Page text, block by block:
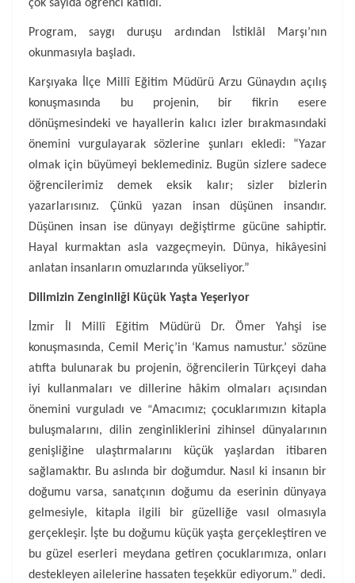
çok sayıda öğrenci katıldı.
Program, saygı duruşu ardından İstiklâl Marşı’nın
okunmasıyla başladı.
Karşıyaka İlçe Millî Eğitim Müdürü Arzu Günaydın açılış
konuşmasında bu projenin, bir fikrin esere
dönüşmesindeki ve hayallerin kalıcı izler bırakmasındaki
önemini vurgulayarak sözlerine şunları ekledi: “Yazar
olmak için büyümeyi beklemediniz. Bugün sizlere sadece
öğrencilerimiz demek eksik kalır; sizler bizlerin
yazarlarısınız. Çünkü yazan insan düşünen insandır.
Düşünen insan ise dünyayı değiştirme gücüne sahiptir.
Hayal kurmaktan asla vazgeçmeyin. Dünya, hikâyesini
anlatan insanların omuzlarında yükseliyor.”
Dilimizin Zenginliği Küçük Yaşta Yeşeriyor
İzmir İl Millî Eğitim Müdürü Dr. Ömer Yahşi ise
konuşmasında, Cemil Meriç’in ‘Kamus namustur.’ sözüne
atıfta bulunarak bu projenin, öğrencilerin Türkçeyi daha
iyi kullanmaları ve dillerine hâkim olmaları açısından
önemini vurguladı ve “Amacımız; çocuklarımızın kitapla
buluşmalarını, dilin zenginliklerini zihinsel dünyalarının
genişliğine ulaştırmalarını küçük yaşlardan itibaren
sağlamaktır. Bu aslında bir doğumdur. Nasıl ki insanın bir
doğumu varsa, sanatçının doğumu da eserinin dünyaya
gelmesiyle, kitapla ilgili bir güzelliğe vasıl olmasıyla
gerçekleşir. İşte bu doğumu küçük yaşta gerçekleştiren ve
bu güzel eserleri meydana getiren çocuklarımıza, onları
destekleyen ailelerine hassaten teşekkür ediyorum.” dedi.